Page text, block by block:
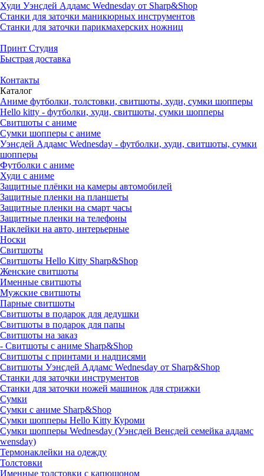
Худи Уэнсдей Аддамс Wednesday от Sharp&Shop
Станки для заточки маникюрных инструментов
Станки для заточки парикмахерских ножниц
Принт Студия
Быстрая доставка
Контакты
Каталог
Аниме футболки, толстовки, свитшоты, худи, сумки шопперы
Hello kitty - футболки, худи, свитшоты, сумки шопперы
Свитшоты с аниме
Сумки шопперы с аниме
Уэнсдей Аддамс Wednesday - футболки, худи, свитшоты, сумки
шопперы
Футболки с аниме
Худи с аниме
Защитные плёнки на камеры автомобилей
Защитные пленки на планшеты
Защитные пленки на смарт часы
Защитные пленки на телефоны
Наклейки на авто, интерьерные
Носки
Свитшоты
Cвитшоты Hello Kitty Sharp&Shop
Женские свитшоты
Именные свитшоты
Мужские свитшоты
Парные свитшоты
Свитшоты в подарок для дедушки
Свитшоты в подарок для папы
Свитшоты на заказ
- Свитшоты с аниме Sharp&Shop
Свитшоты с принтами и надписями
Свитшоты Уэнсдей Аддамс Wednesday от Sharp&Shop
Станки для заточки инструментов
Станки для заточки ножей машинок для стрижки
Сумки
Сумки с аниме Sharp&Shop
Сумки шопперы Hello Kitty Куроми
Сумки шопперы Wednesday (Уэнсдей Венсдей семейка аддамс
wensday)
Термонаклейки на одежду
Толстовки
Именные толстовки с капюшоном